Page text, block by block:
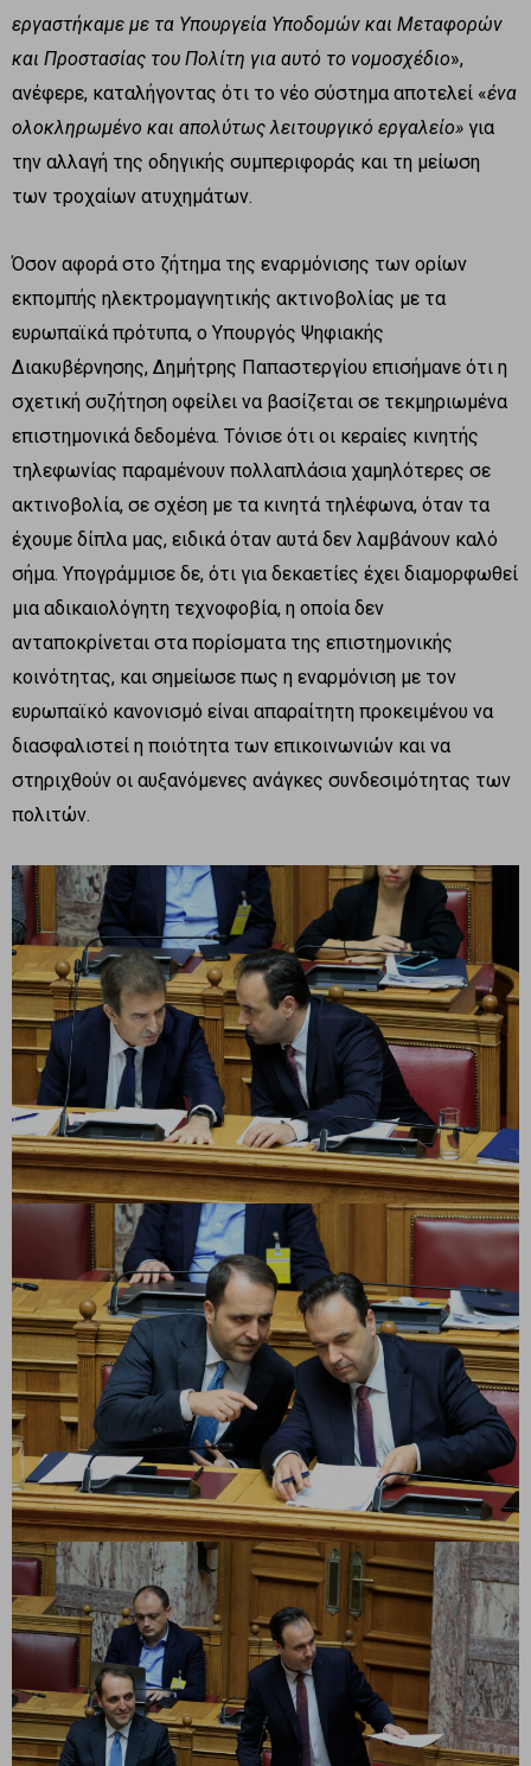
εργαστήκαμε με τα Υπουργεία Υποδομών και Μεταφορών
και Προστασίας του Πολίτη για αυτό το νομοσχέδιο»,
ανέφερε, καταλήγοντας ότι το νέο σύστημα αποτελεί «ένα
ολοκληρωμένο και απολύτως λειτουργικό εργαλείο» για
την αλλαγή της οδηγικής συμπεριφοράς και τη μείωση
των τροχαίων ατυχημάτων.
Όσον αφορά στο ζήτημα της εναρμόνισης των ορίων
εκπομπής ηλεκτρομαγνητικής ακτινοβολίας με τα
ευρωπαϊκά πρότυπα, ο Υπουργός Ψηφιακής
Διακυβέρνησης, Δημήτρης Παπαστεργίου επισήμανε ότι η
σχετική συζήτηση οφείλει να βασίζεται σε τεκμηριωμένα
επιστημονικά δεδομένα. Τόνισε ότι οι κεραίες κινητής
τηλεφωνίας παραμένουν πολλαπλάσια χαμηλότερες σε
ακτινοβολία, σε σχέση με τα κινητά τηλέφωνα, όταν τα
έχουμε δίπλα μας, ειδικά όταν αυτά δεν λαμβάνουν καλό
σήμα. Υπογράμμισε δε, ότι για δεκαετίες έχει διαμορφωθεί
μια αδικαιολόγητη τεχνοφοβία, η οποία δεν
ανταποκρίνεται στα πορίσματα της επιστημονικής
κοινότητας, και σημείωσε πως η εναρμόνιση με τον
ευρωπαϊκό κανονισμό είναι απαραίτητη προκειμένου να
διασφαλιστεί η ποιότητα των επικοινωνιών και να
στηριχθούν οι αυξανόμενες ανάγκες συνδεσιμότητας των
πολιτών.